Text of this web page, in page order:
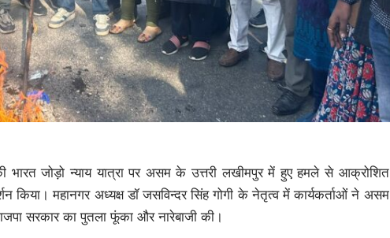
भारत जोड़ो न्याय यात्रा पर असम के उत्तरी लखीमपुर में हुए हमले से आक्रोशित
किया। महानगर अध्यक्ष डॉ जसविन्दर सिंह गोगी के नेतृत्व में कार्यकर्ताओं ने असम
सरकार का पुतला फूंका और नारेबाजी की।